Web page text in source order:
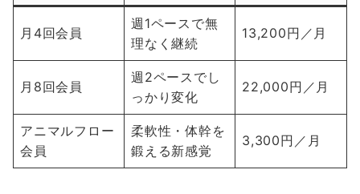
月4回会員
週1ペースで無
理なく継続
13,200円／月
月8回会員
週2ペースでし
っかり変化
22,000円／月
アニマルフロー
会員
柔軟性・体幹を
鍛える新感覚
3,300円／月